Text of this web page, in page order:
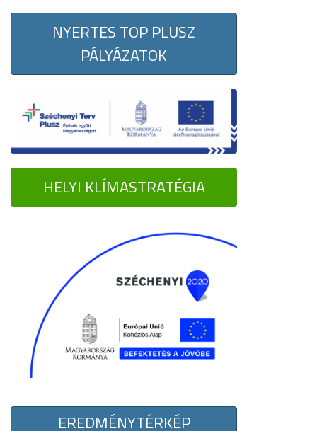
NYERTES TOP PLUSZ
PÁLYÁZATOK
HELYI KLÍMASTRATÉGIA
EREDMÉNYTÉRKÉP